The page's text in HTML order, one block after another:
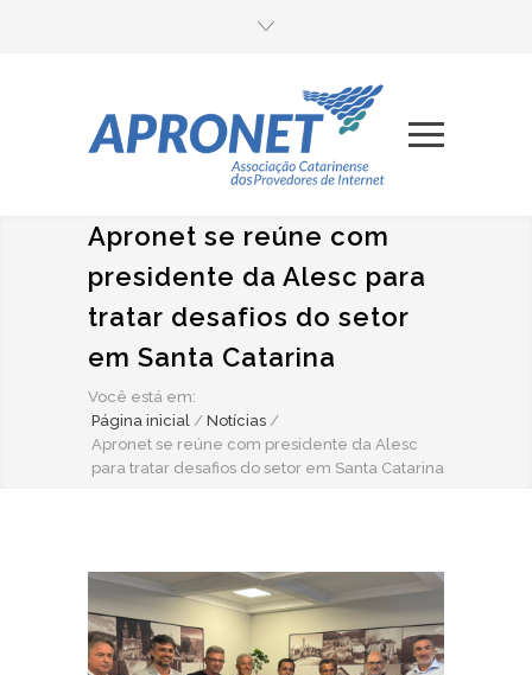
Apronet se reúne com
presidente da Alesc para
tratar desafios do setor
em Santa Catarina
Você está em:
Página inicial / Notícias /
Apronet se reúne com presidente da Alesc
para tratar desafios do setor em Santa Catarina